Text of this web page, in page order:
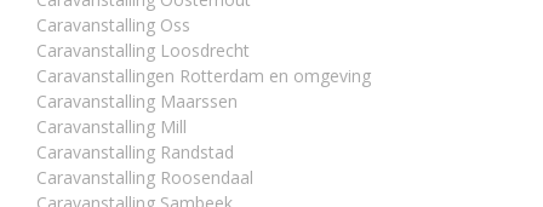
Caravanstalling Oss
Caravanstalling Loosdrecht
Caravanstallingen Rotterdam en omgeving
Caravanstalling Maarssen
Caravanstalling Mill
Caravanstalling Randstad
Caravanstalling Roosendaal